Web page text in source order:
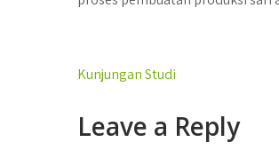
Post
Kunjungan Studi
Leave a Reply